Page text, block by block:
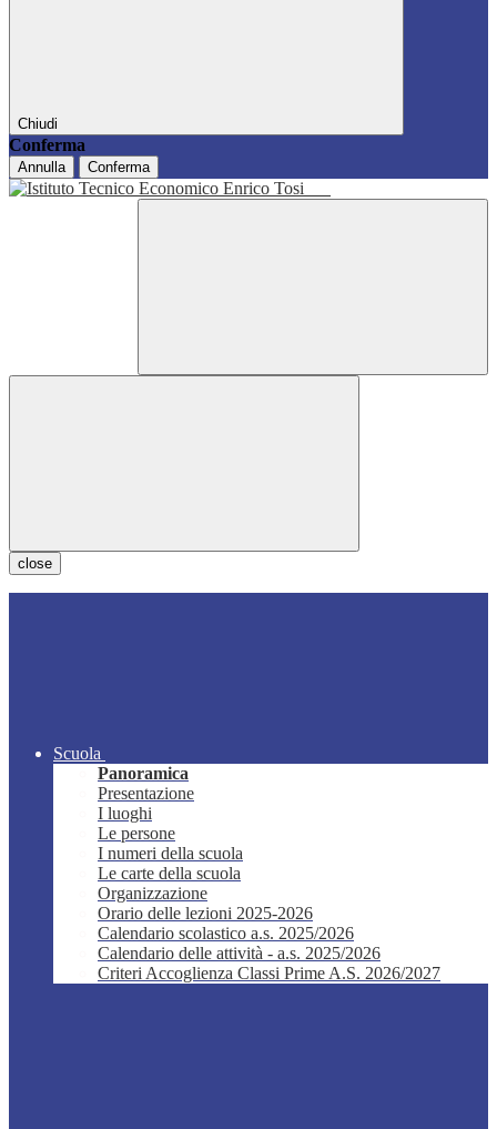
Chiudi
Conferma
Annulla Conferma
close
Scuola
Panoramica
Presentazione
I luoghi
Le persone
I numeri della scuola
Le carte della scuola
Organizzazione
Orario delle lezioni 2025-2026
Calendario scolastico a.s. 2025/2026
Calendario delle attività - a.s. 2025/2026
Criteri Accoglienza Classi Prime A.S. 2026/2027